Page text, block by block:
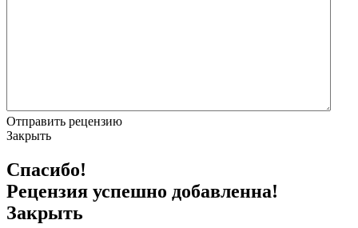
Отправить рецензию
Закрыть
Спасибо!
Рецензия успешно добавленна!
Закрыть